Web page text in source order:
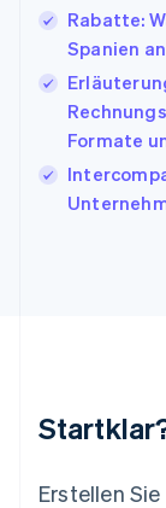
Rabatte:
Spanien
Formate
Erstellen
日本語English
English
Kroatien
English
Lettland
Deutsch
Mexiko
English